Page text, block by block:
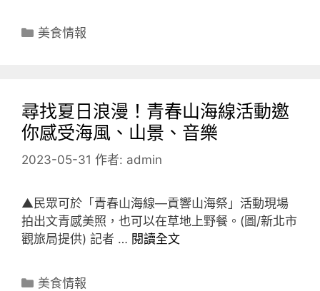
分
美食情報
尋找夏日浪漫！青春山海線活動邀
你感受海風、山景、音樂
2023-05-31 作者: admin
▲民眾可於「青春山海線—貢響山海祭」活動現場
拍出文青感美照，也可以在草地上野餐。(圖/新北市
觀旅局提供) 記者 … 閱讀全文
分
美食情報